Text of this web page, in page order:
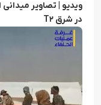
ویدیو | تصاویر
در شرق T۲